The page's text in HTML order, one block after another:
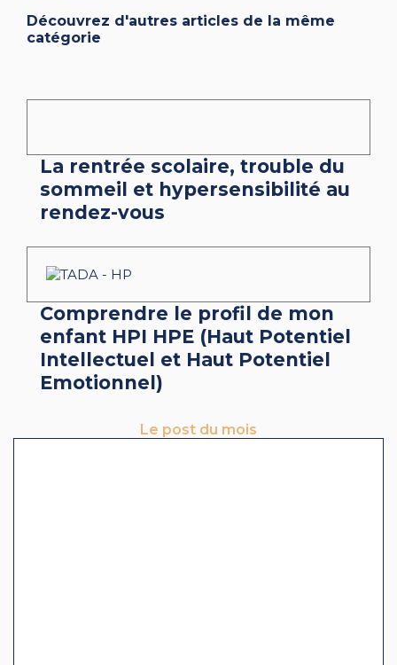
Découvrez d'autres articles de la même
catégorie
La rentrée scolaire, trouble du
sommeil et hypersensibilité au
rendez-vous
Comprendre le profil de mon
enfant HPI HPE (Haut Potentiel
Intellectuel et Haut Potentiel
Emotionnel)
Le post du mois